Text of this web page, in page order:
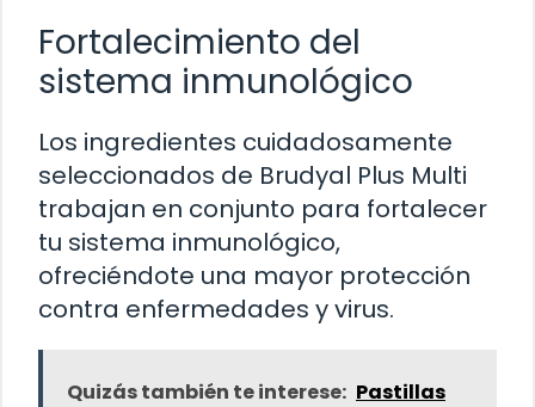
Fortalecimiento del
sistema inmunológico
Los ingredientes cuidadosamente
seleccionados de Brudyal Plus Multi
trabajan en conjunto para fortalecer
tu sistema inmunológico,
ofreciéndote una mayor protección
contra enfermedades y virus.
Quizás también te interese: Pastillas